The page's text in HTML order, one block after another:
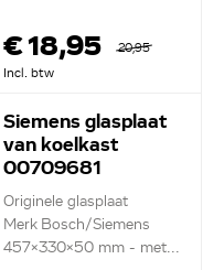
€ 18,95
20,95
Incl. btw
Siemens glasplaat
van koelkast
00709681
Originele glasplaat
Merk Bosch/Siemens
457x330x50 mm - met...